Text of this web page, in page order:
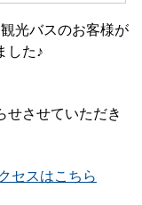
光バスのお客様が
した♪
せさせていただき
セスはこちら